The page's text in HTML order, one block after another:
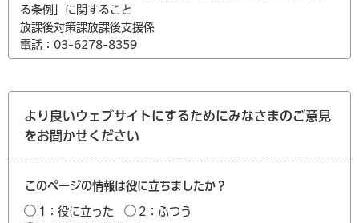
る条例」に関すること
放課後対策課放課後支援係
電話：03-6278-8359
より良いウェブサイトにするためにみなさまのご意見
をお聞かせください
このページの情報は役に立ちましたか？
1：役に立った
2：ふつう